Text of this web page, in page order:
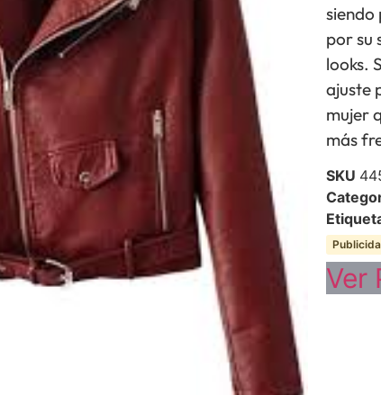
siendo
por su
looks.
ajuste
mujer
más
SKU
Ver